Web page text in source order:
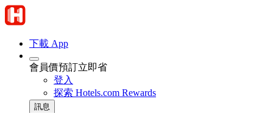
下載 App
會員價預訂立即省
登入
探索 Hotels.com Rewards
訊息